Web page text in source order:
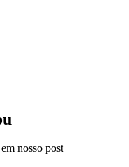
nosso post